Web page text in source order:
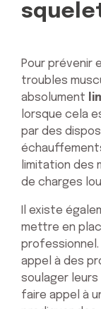
Pour prévenir
troubles
absolument
lorsque cela
par des
limitation des
de charges
Il existe
mettre en
appel à des
soulager leurs
faire appel à